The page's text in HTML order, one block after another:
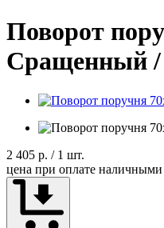
Поворот
Сращенный /
2 405 р. / 1 шт.
цена при оплате наличными